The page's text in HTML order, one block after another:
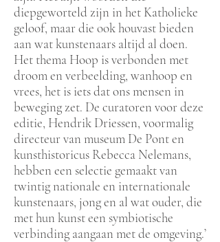
diepgeworteld zijn in het Katholieke
geloof, maar die ook houvast bieden
aan wat kunstenaars altijd al doen.
Het thema Hoop is verbonden met
droom en verbeelding, wanhoop en
vrees, het is iets dat ons mensen in
beweging zet. De curatoren voor deze
editie, Hendrik Driessen, voormalig
directeur van museum De Pont en
kunsthistoricus Rebecca Nelemans,
hebben een selectie gemaakt van
twintig nationale en internationale
kunstenaars, jong en al wat ouder, die
met hun kunst een symbiotische
verbinding aangaan met de omgeving.’